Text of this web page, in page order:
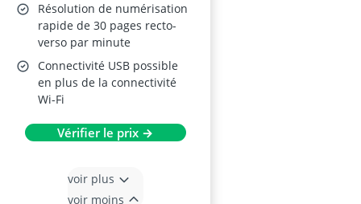
Résolution de numérisation
rapide de 30 pages recto-
verso par minute
Connectivité USB possible
en plus de la connectivité
Wi-Fi
Vérifier le prix →
voir plus
voir moins